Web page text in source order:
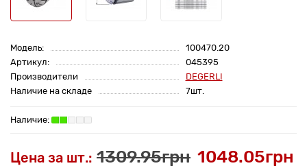
Модель:
100470.20
Артикул:
045395
Производители
DEGERLI
Наличие на складе
7шт.
Цена за шт.: 1309.95грн 1048.05грн